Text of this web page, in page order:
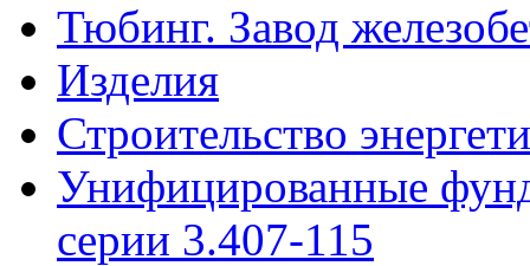
Тюбинг. Завод
Изделия
Строительство
Унифицированные
серии 3.407-115